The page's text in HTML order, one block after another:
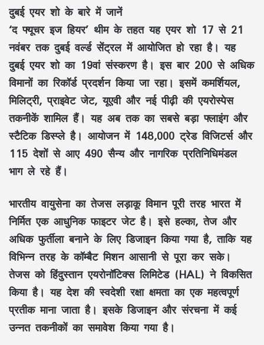
दुबई एयर शो के बारे में जानें
‘द फ्यूचर इज हियर’ थीम के तहत यह एयर शो 17 से 21
नवंबर तक दुबई वर्ल्ड सेंट्रल में आयोजित हो रहा है। यह
दुबई एयर शो का 19वां संस्करण है। इस बार 200 से अधिक
विमानों का रिकॉर्ड प्रदर्शन किया जा रहा। इसमें कमर्शियल,
मिलिट्री, प्राइवेट जेट, यूएवी और नई पीढ़ी की एयरोस्पेस
तकनीकें शामिल हैं। यह अब तक का सबसे बड़ा फ्लाइंग और
स्टैटिक डिस्प्ले है। आयोजन में 148,000 ट्रेड विजिटर्स और
115 देशों से आए 490 सैन्य और नागरिक प्रतिनिधिमंडल
भाग ले रहे हैं।
भारतीय वायुसेना का तेजस लड़ाकू विमान पूरी तरह भारत में
निर्मित एक आधुनिक फाइटर जेट है। इसे हल्का, तेज और
अधिक फुर्तीला बनाने के लिए डिजाइन किया गया है, ताकि यह
विभिन्न तरह के कॉम्बैट मिशन आसानी से पूरा कर सके।
तेजस को हिंदुस्तान एयरोनॉटिक्स लिमिटेड (HAL) ने विकसित
किया है। यह देश की स्वदेशी रक्षा क्षमता का एक महत्वपूर्ण
प्रतीक माना जाता है। इसके डिजाइन और संरचना में कई
उन्नत तकनीकों का समावेश किया गया है।